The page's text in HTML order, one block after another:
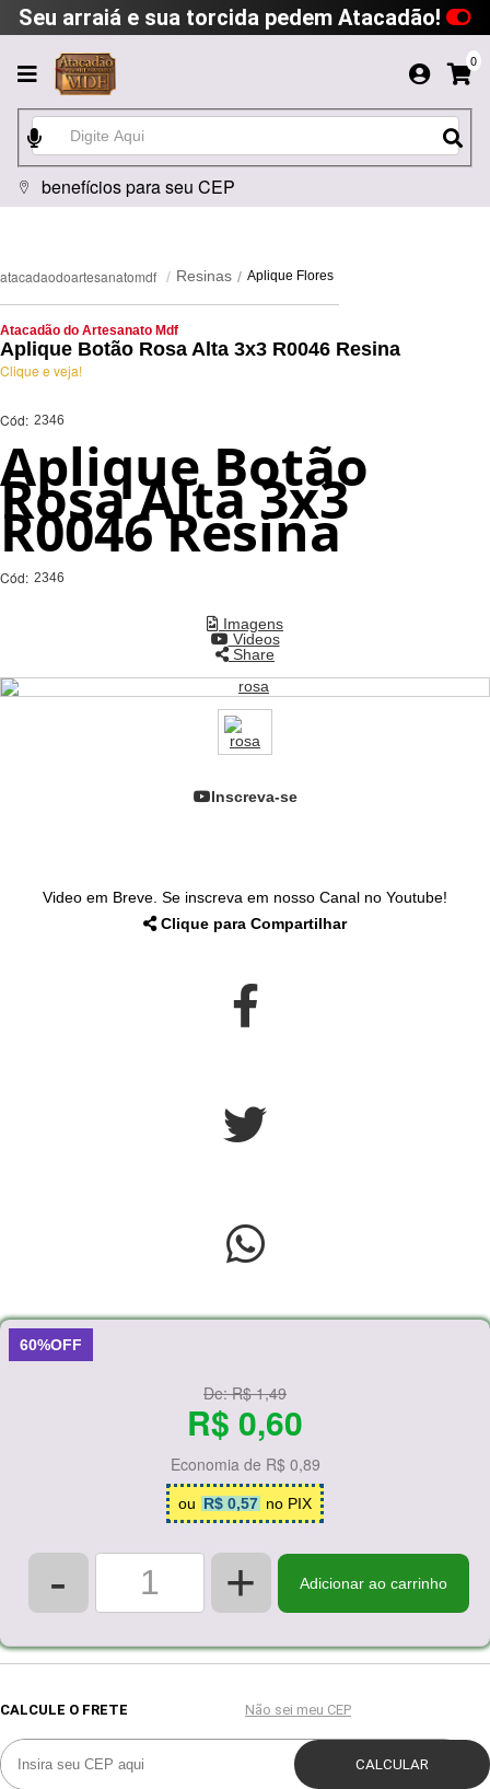
Seu arraiá e sua torcida pedem Atacadão!
0
benefícios para seu CEP
atacadaodoartesanatomdf Resinas Aplique Flores
Atacadão do Artesanato Mdf
Aplique Botão Rosa Alta 3x3 R0046 Resina
Clique e veja!
Cód: 2346
Aplique Botão
Rosa Alta 3x3
R0046 Resina
Cód: 2346
Imagens
Videos
Share
Inscreva-se
Video em Breve. Se inscreva em nosso Canal no Youtube!
Clique para Compartilhar
60%OFF
De:R$ 1,49
R$ 0,60
Economia de R$ 0,89
ou R$ 0,57 no PIX
- + Adicionar ao carrinho